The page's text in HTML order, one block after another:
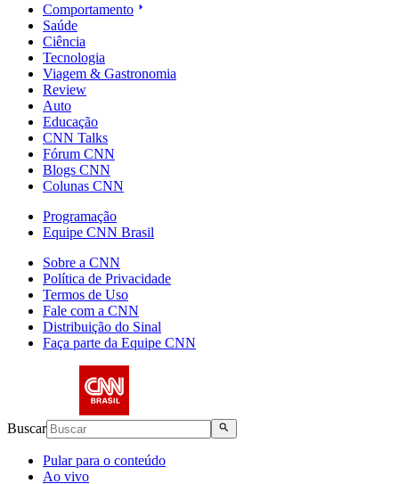
Comportamento
Saúde
Ciência
Tecnologia
Viagem & Gastronomia
Review
Auto
Educação
CNN Talks
Fórum CNN
Blogs CNN
Colunas CNN
Programação
Equipe CNN Brasil
Sobre a CNN
Política de Privacidade
Termos de Uso
Fale com a CNN
Distribuição do Sinal
Faça parte da Equipe CNN
Buscar
Pular para o conteúdo
Ao vivo